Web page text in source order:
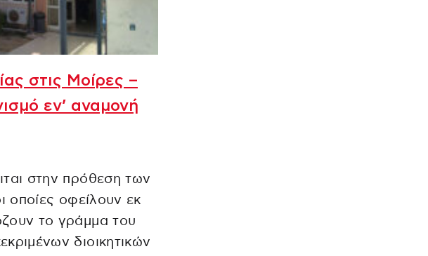
στις Μοίρες –
εν’ αναμονή
στην πρόθεση των
οποίες οφείλουν εκ
το γράμμα του
διοικητικών